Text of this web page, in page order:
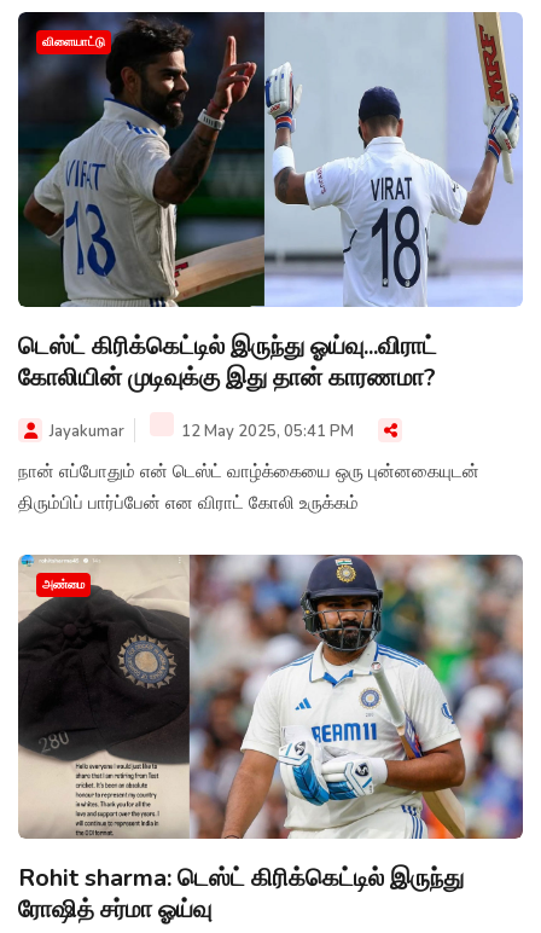
விளையாட்டு
டெஸ்ட் கிரிக்கெட்டில் இருந்து ஓய்வு...விராட்
கோலியின் முடிவுக்கு இது தான் காரணமா?
Jayakumar 12 May 2025, 05:41 PM
நான் எப்போதும் என் டெஸ்ட் வாழ்க்கையை ஒரு புன்னகையுடன்
திரும்பிப் பார்ப்பேன் என விராட் கோலி உருக்கம்
அண்மை
Rohit sharma: டெஸ்ட் கிரிக்கெட்டில் இருந்து
ரோஷித் சர்மா ஓய்வு